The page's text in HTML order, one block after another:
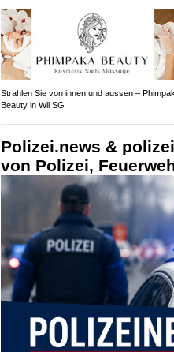
Strahlen Sie von innen und aussen –
Beauty in Wil SG
Polizei.news &
von Polizei,